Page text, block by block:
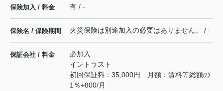
保険加入 / 料金 有 / -
保険名 / 保険期間 火災保険は別途加入の必要はありません。 / -
保証会社 / 料金
必加入
イントラスト
初回保証料：35,000円 月額：賃料等総額の
1％+800/月